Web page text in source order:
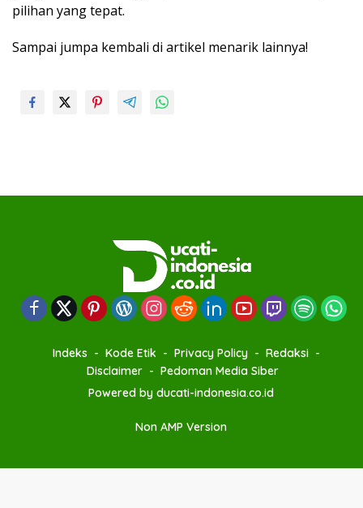
pilihan yang tepat.
Sampai jumpa kembali di artikel menarik lainnya!
Indeks Kode Etik Privacy Policy
Redaksi
Disclaimer
Pedoman Media Siber
Powered by ducati-indonesia.co.id
Non AMP Version